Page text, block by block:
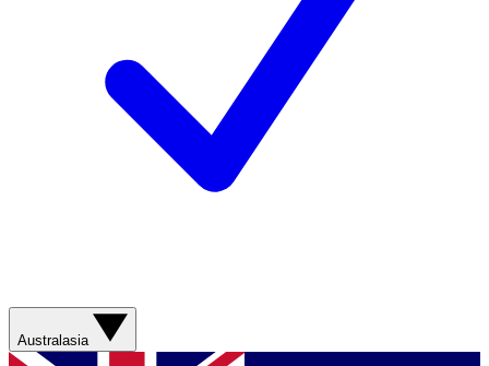
Australasia